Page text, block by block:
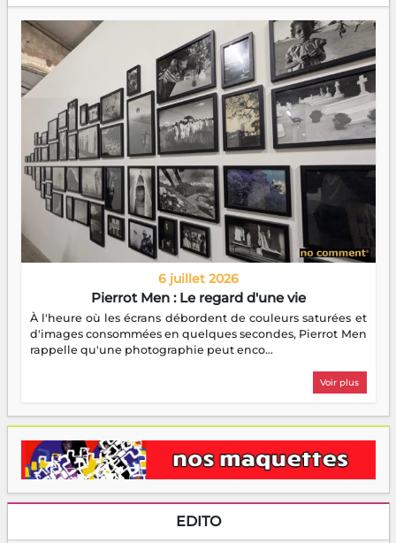
6 juillet 2026
Pierrot Men : Le regard d'une vie
À l'heure où les écrans débordent de couleurs saturées et
d'images consommées en quelques secondes, Pierrot Men
rappelle qu'une photographie peut enco...
Voir plus
EDITO